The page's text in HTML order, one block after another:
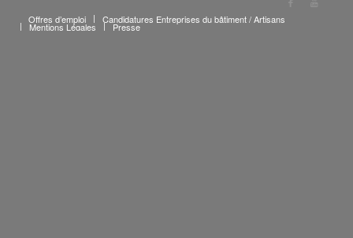
Offres d’emploi Candidatures Entreprises du bâtiment / Artisans
Mentions Légales Presse